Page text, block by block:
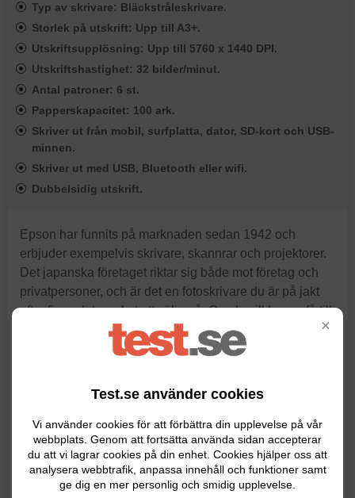
×
Test.se använder cookies
Vi använder cookies för att förbättra din upplevelse på vår
webbplats. Genom att fortsätta använda sidan accepterar
du att vi lagrar cookies på din enhet. Cookies hjälper oss att
analysera webbtrafik, anpassa innehåll och funktioner samt
ge dig en mer personlig och smidig upplevelse.
Typ av skrivare: Bläckstråleskrivare.
Storlek på utskrift: Upp till A3+.
Utskriftsupplösning: Upp till 5760 x 1440 DPI.
Utskriftshastighet: 32 bilder/minut.
Antal patroner: 6 st.
Papperskapacitet: 100 ark.
Skriver ut från mobil, surfplatta, dator, SD-kort och USB-
minnen.
Skriver ut med USB, Bluetooth eller wifi.
Dubbelsidig utskrift.
Epson har funnits på marknaden sedan 1942 och
erbjuder exempelvis skrivare, skannrar och projektorer.
Det japanska företaget riktar sig både mot företag och
privatpersoner, och är det en fotoskrivare du är på jakt
efter finns det mycket att välja på. Om du vill kunna få till
stora utskrifter upp till A3+ rekommenderar vi premium-
skrivaren Epson EcoTank ET-8550.
fotoskrivare som kan användas både till att skriva ut,
kopiera och skanna. Den har hamnat i topp i flera tester
internationellt och har bland annat fått fem av fem
stjärnor hos amerikanska Techradar.
Det här är en bläckstråleskrivare där du vid påfyllning